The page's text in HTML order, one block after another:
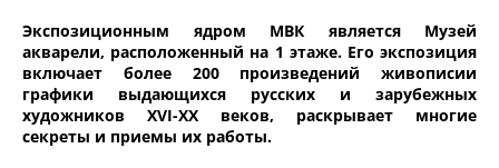
Экспозиционным ядром МВК является Музей
акварели, расположенный на 1 этаже. Его экспозиция
включает более 200 произведений живописии
графики выдающихся русских и зарубежных
художников XVI-XX веков, раскрывает многие
секреты и приемы их работы.